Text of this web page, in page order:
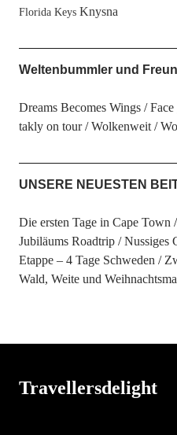
Florida Keys Knysna
Weltenbummler und
Dreams Becomes Wings
takly on tour
Wolkenweit
UNSERE NEUESTEN
Die ersten Tage in Cape Town
Jubiläums Roadtrip
Nussiges
Etappe – 4 Tage Schweden
Wald, Weite und
Travellersdelight